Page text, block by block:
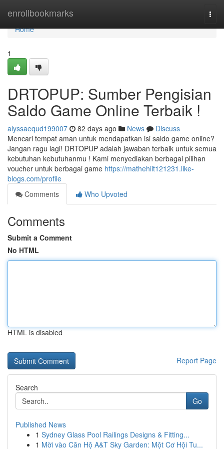
enrollbookmarks
Home
Home
1
DRTOPUP: Sumber Pengisian
Saldo Game Online Terbaik !
alyssaequd199007 82 days ago News
Discuss
Mencari tempat aman untuk mendapatkan isi saldo game online?
Jangan ragu lagi! DRTOPUP adalah jawaban terbaik untuk semua
kebutuhan kebutuhanmu ! Kami menyediakan berbagai pilihan
voucher untuk berbagai game https://mathehilt121231.like-
blogs.com/profile
Comments
Who Upvoted
Comments
Submit a Comment
No HTML
HTML is disabled
Report Page
Search
Go
Published News
1 Sydney Glass Pool Railings Designs & Fitting...
1 Mời vào Căn Hộ A&T Sky Garden: Một Cơ Hội Tu...